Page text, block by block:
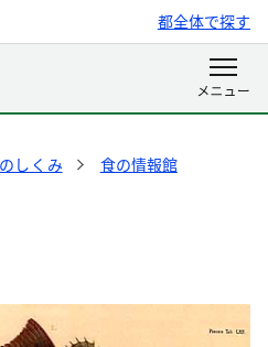
都全体で探す
しくみ
食の情報館